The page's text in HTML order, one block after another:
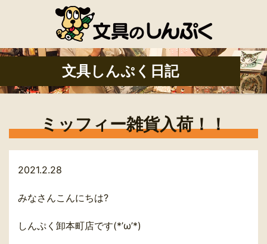
文具しんぷく日記
ミッフィー雑貨入荷！！
2021.2.28
みなさんこんにちは?
しんぷく卸本町店です(*’ω’*)